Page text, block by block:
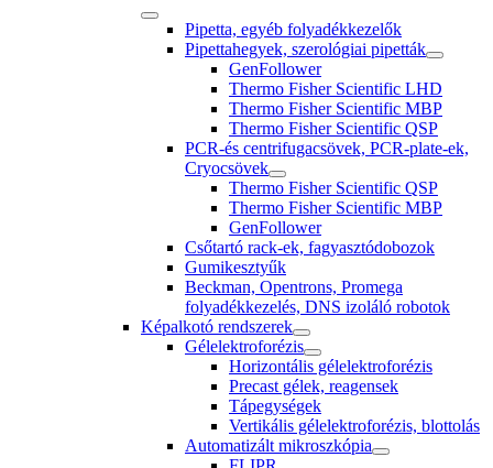
Pipetta, egyéb folyadékkezelők
Pipettahegyek, szerológiai pipetták
GenFollower
Thermo Fisher Scientific LHD
Thermo Fisher Scientific MBP
Thermo Fisher Scientific QSP
PCR-és centrifugacsövek, PCR-plate-ek,
Cryocsövek
Thermo Fisher Scientific QSP
Thermo Fisher Scientific MBP
GenFollower
Csőtartó rack-ek, fagyasztódobozok
Gumikesztyűk
Beckman, Opentrons, Promega
folyadékkezelés, DNS izoláló robotok
Képalkotó rendszerek
Gélelektroforézis
Horizontális gélelektroforézis
Precast gélek, reagensek
Tápegységek
Vertikális gélelektroforézis, blottolás
Automatizált mikroszkópia